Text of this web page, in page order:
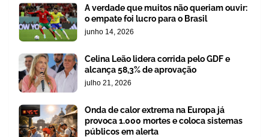
A verdade que muitos não queriam ouvir:
o empate foi lucro para o Brasil
junho 14, 2026
Celina Leão lidera corrida pelo GDF e
alcança 58,3% de aprovação
julho 21, 2026
Onda de calor extrema na Europa já
provoca 1.000 mortes e coloca sistemas
públicos em alerta